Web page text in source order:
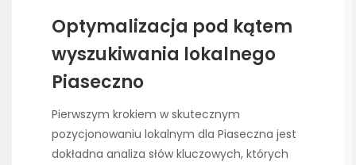
Optymalizacja pod kątem
wyszukiwania lokalnego
Piaseczno
Pierwszym krokiem w skutecznym
pozycjonowaniu lokalnym dla Piaseczna jest
dokładna analiza słów kluczowych, których